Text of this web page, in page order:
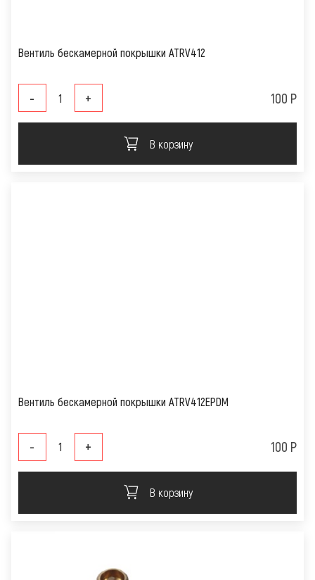
Вентиль бескамерной покрышки ATRV412
- + 100 Р
В корзину
Вентиль бескамерной покрышки ATRV412EPDM
- + 100 Р
В корзину